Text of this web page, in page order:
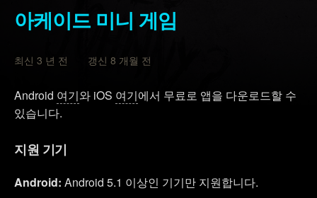
아케이드 미니 게임
최신 3 년 전 갱신 8 개월 전
Android 여기와 iOS 여기에서 무료로 앱을 다운로드할 수
있습니다.
지원 기기
Android: Android 5.1 이상인 기기만 지원합니다.